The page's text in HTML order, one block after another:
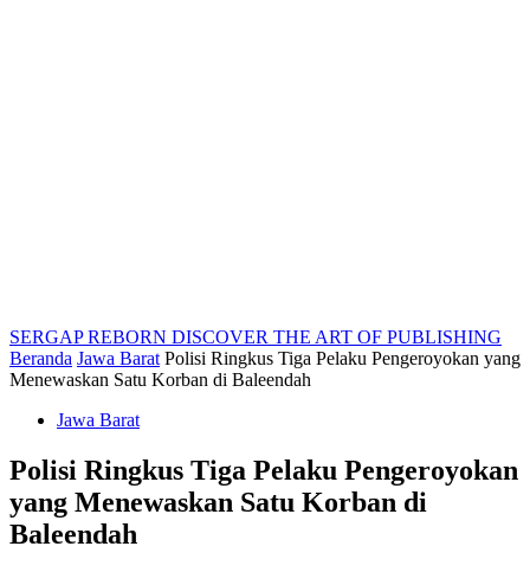
SERGAP REBORN DISCOVER THE ART OF PUBLISHING
Beranda Jawa Barat Polisi Ringkus Tiga Pelaku Pengeroyokan yang
Menewaskan Satu Korban di Baleendah
Jawa Barat
Polisi Ringkus Tiga Pelaku Pengeroyokan
yang Menewaskan Satu Korban di
Baleendah